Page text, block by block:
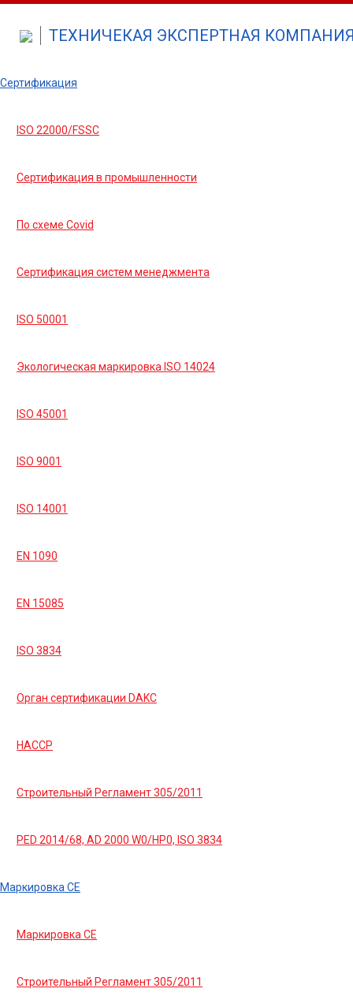
ТЕХНИЧЕКАЯ ЭКСПЕРТНАЯ КОМПАНИЯ
Сертификация
ISO 22000/FSSC
Сертификация в промышленности
По схеме Covid
Сертификация систем менеджмента
ISO 50001
Экологическая маркировка ISO 14024
ISO 45001
ISO 9001
ISO 14001
EN 1090
EN 15085
ISO 3834
Орган сертификации DAKC
HACCP
Строительный Регламент 305/2011
PED 2014/68, AD 2000 W0/HP0, ISO 3834
Маркировка СЕ
Маркировка СЕ
Строительный Регламент 305/2011